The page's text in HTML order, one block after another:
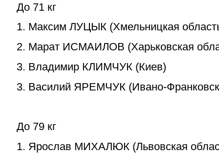
До 71 кг
1. Максим ЛУЦЫК (Хмельницкая
2. Марат ИСМАИЛОВ (Харьковская
3. Владимир КЛИМЧУК (Киев)
3. Василий ЯРЕМЧУК (Ивано-
До 79 кг
1. Ярослав МИХАЛЮК (Львовская